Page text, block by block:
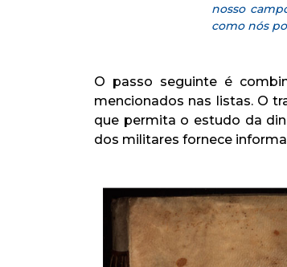
nosso
como nós
O passo seguinte é
mencionados nas listas. O
que permita o estudo da
dos militares fornece